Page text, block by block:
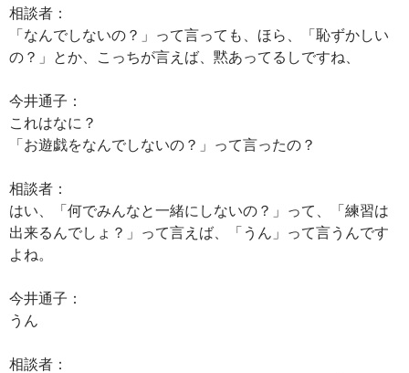
相談者：
「なんでしないの？」って言っても、ほら、「恥ずかしい
の？」とか、こっちが言えば、黙あってるしですね、
今井通子：
これはなに？
「お遊戯をなんでしないの？」って言ったの？
相談者：
はい、「何でみんなと一緒にしないの？」って、「練習は
出来るんでしょ？」って言えば、「うん」って言うんです
よね。
今井通子：
うん
相談者：